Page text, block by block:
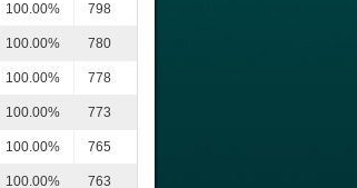
100.00% 798
100.00% 780
100.00% 778
100.00% 773
100.00% 765
100.00% 763